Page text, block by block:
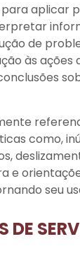
para aplicar
de
às ações
como,
e
seu
DE